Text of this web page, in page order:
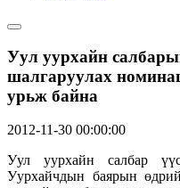
Уул уурхайн
шалгаруулах
урьж байна
2012-11-30 00:00:00
Уул уурхайн салбар
Уурхайчдын баярын